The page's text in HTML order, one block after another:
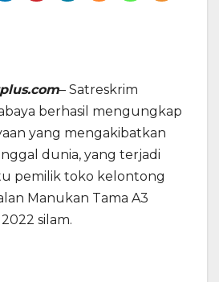
– Satreskrim
berhasil mengungkap
yang mengakibatkan
dunia, yang terjadi
pemilik toko kelontong
Manukan Tama A3
silam.